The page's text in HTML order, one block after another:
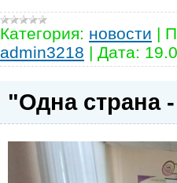
Категория: новости |
admin3218 | Дата:
"Одна страна